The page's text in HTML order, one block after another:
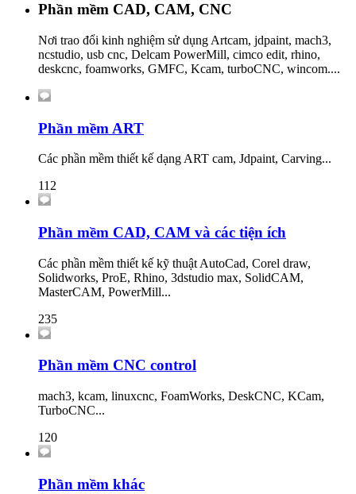
Phần mềm CAD, CAM, CNC
Nơi trao đổi kinh nghiệm sử dụng Artcam, jdpaint, mach3,
ncstudio, usb cnc, Delcam PowerMill, cimco edit, rhino,
deskcnc, foamworks, GMFC, Kcam, turboCNC, wincom....
Phần mềm ART
Các phần mềm thiết kế dạng ART cam, Jdpaint, Carving...
112
Phần mềm CAD, CAM và các tiện ích
Các phần mềm thiết kế kỹ thuật AutoCad, Corel draw,
Solidworks, ProE, Rhino, 3dstudio max, SolidCAM,
MasterCAM, PowerMill...
235
Phần mềm CNC control
mach3, kcam, linuxcnc, FoamWorks, DeskCNC, KCam,
TurboCNC...
120
Phần mềm khác